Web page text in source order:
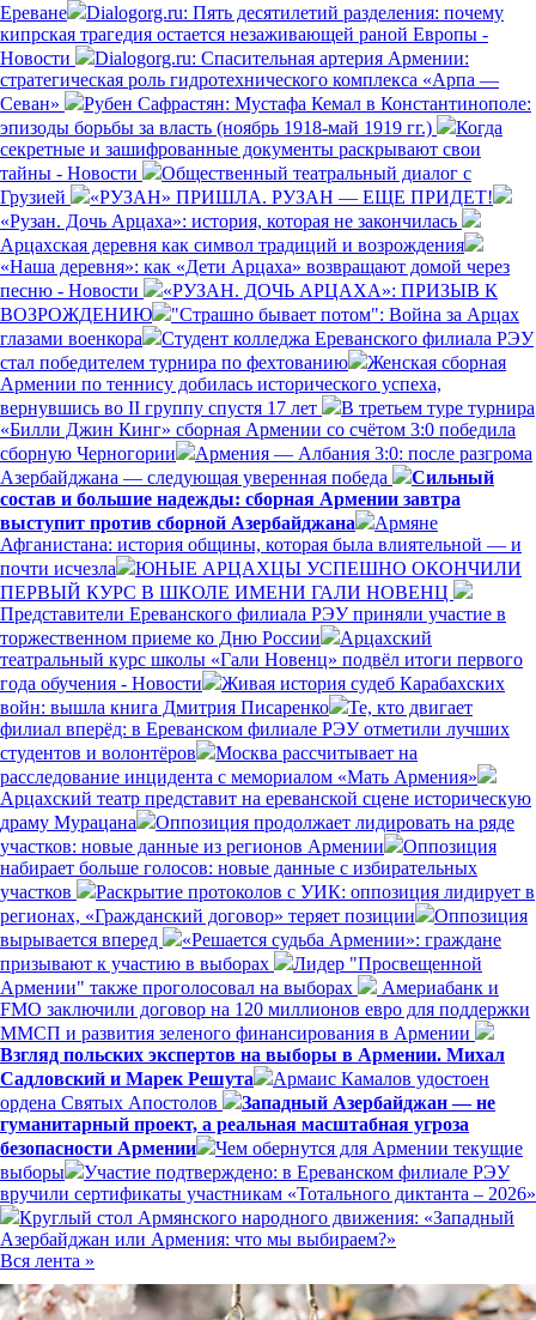
Ереване
Dialogorg.ru: Пять десятилетий разделения: почему
кипрская трагедия остается незаживающей раной Европы -
Новости
Dialogorg.ru: Спасительная артерия Армении:
стратегическая роль гидротехнического комплекса «Арпа —
Севан»
Рубен Сафрастян: Мустафа Кемал в Константинополе:
эпизоды борьбы за власть (ноябрь 1918-май 1919 гг.)
Когда
секретные и зашифрованные документы раскрывают свои
тайны - Новости
Общественный театральный диалог с
Грузией
«РУЗАН» ПРИШЛА. РУЗАН — ЕЩЕ ПРИДЕТ!
«Рузан. Дочь Арцаха»: история, которая не закончилась
Арцахская деревня как символ традиций и возрождения
«Наша деревня»: как «Дети Арцаха» возвращают домой через
песню - Новости
«РУЗАН. ДОЧЬ АРЦАХА»: ПРИЗЫВ К
ВОЗРОЖДЕНИЮ
"Страшно бывает потом": Война за Арцах
глазами военкора
Студент колледжа Ереванского филиала РЭУ
стал победителем турнира по фехтованию
Женская сборная
Армении по теннису добилась исторического успеха,
вернувшись во II группу спустя 17 лет
В третьем туре турнира
«Билли Джин Кинг» сборная Армении со счётом 3:0 победила
сборную Черногории
Армения — Албания 3:0: после разгрома
Азербайджана — следующая уверенная победа
Сильный
состав и большие надежды: сборная Армении завтра
выступит против сборной Азербайджана
Армяне
Афганистана: история общины, которая была влиятельной — и
почти исчезла
ЮНЫЕ АРЦАХЦЫ УСПЕШНО ОКОНЧИЛИ
ПЕРВЫЙ КУРС В ШКОЛЕ ИМЕНИ ГАЛИ НОВЕНЦ
Представители Ереванского филиала РЭУ приняли участие в
торжественном приеме ко Дню России
Арцахский
театральный курс школы «Гали Новенц» подвёл итоги первого
года обучения - Новости
Живая история судеб Карабахских
войн: вышла книга Дмитрия Писаренко
Те, кто двигает
филиал вперёд: в Ереванском филиале РЭУ отметили лучших
студентов и волонтёров
Москва рассчитывает на
расследование инцидента с мемориалом «Мать Армения»
Арцахский театр представит на ереванской сцене историческую
драму Мурацана
Оппозиция продолжает лидировать на ряде
участков: новые данные из регионов Армении
Оппозиция
набирает больше голосов: новые данные с избирательных
участков
Раскрытие протоколов с УИК: оппозиция лидирует в
регионах, «Гражданский договор» теряет позиции
Оппозиция
вырывается вперед
«Решается судьба Армении»: граждане
призывают к участию в выборах
Лидер "Просвещенной
Армении" также проголосовал на выборах
Америабанк и
FMO заключили договор на 120 миллионов евро для поддержки
ММСП и развития зеленого финансирования в Армении
Взгляд польских экспертов на выборы в Армении. Михал
Садловский и Марек Решута
Армаис Камалов удостоен
ордена Святых Апостолов
Западный Азербайджан — не
гуманитарный проект, а реальная масштабная угроза
безопасности Армении
Чем обернутся для Армении текущие
выборы
Участие подтверждено: в Ереванском филиале РЭУ
вручили сертификаты участникам «Тотального диктанта – 2026»
Круглый стол Армянского народного движения: «Западный
Азербайджан или Армения: что мы выбираем?»
Вся лента »